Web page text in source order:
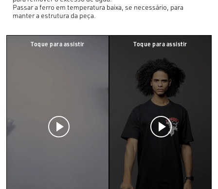
Passar a ferro em temperatura baixa, se necessário, para
manter a estrutura da peça.